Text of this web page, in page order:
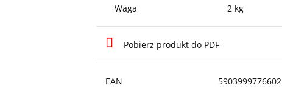
Waga 2 kg
Pobierz produkt do PDF
EAN 5903999776602